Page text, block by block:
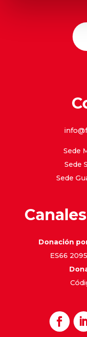
Sede
Sede
Sede
Donación
ES66